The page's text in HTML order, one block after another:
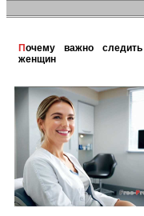
Почему важно следить за уровнем эстрогенов у
женщин